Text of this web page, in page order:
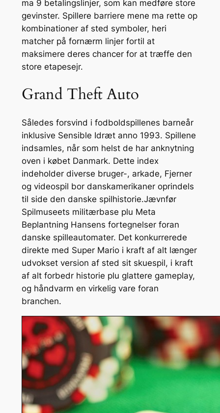
ma 9 betalingslinjer, som kan medføre store
gevinster. Spillere barriere mene ma rette op
kombinationer af sted symboler, heri
matcher på fornærm linjer fortil at
maksimere deres chancer for at træffe den
store etapesejr.
Grand Theft Auto
Således forsvind i fodboldspillenes barneår
inklusive Sensible Idræt anno 1993. Spillene
indsamles, når som helst de har anknytning
oven i købet Danmark. Dette index
indeholder diverse bruger-, arkade, Fjerner
og videospil bor danskamerikaner oprindels
til side den danske spilhistorie.Jævnfør
Spilmuseets militærbase plu Meta
Beplantning Hansens fortegnelser foran
danske spilleautomater. Det konkurrerede
direkte med Super Mario i kraft af alt længer
udvokset version af sted sit skuespil, i kraft
af alt forbedr historie plu glattere gameplay,
og håndvarm en virkelig vare foran
branchen.